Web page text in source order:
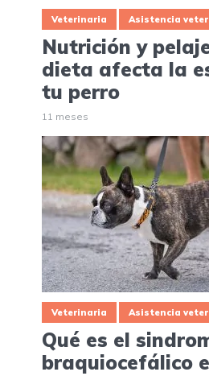
Veterinaria Asistencia
Nutrición y
dieta afecta la
tu perro
11 meses
Veterinaria Asistencia
Qué es el
braquiocefálico